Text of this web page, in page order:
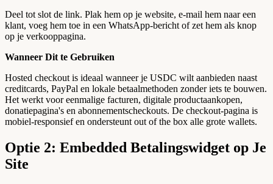
Deel tot slot de link. Plak hem op je website, e-mail hem naar een
klant, voeg hem toe in een WhatsApp-bericht of zet hem als knop
op je verkooppagina.
Wanneer Dit te Gebruiken
Hosted checkout is ideaal wanneer je USDC wilt aanbieden naast
creditcards, PayPal en lokale betaalmethoden zonder iets te bouwen.
Het werkt voor eenmalige facturen, digitale productaankopen,
donatiepagina's en abonnementscheckouts. De checkout-pagina is
mobiel-responsief en ondersteunt out of the box alle grote wallets.
Optie 2: Embedded Betalingswidget op Je
Site